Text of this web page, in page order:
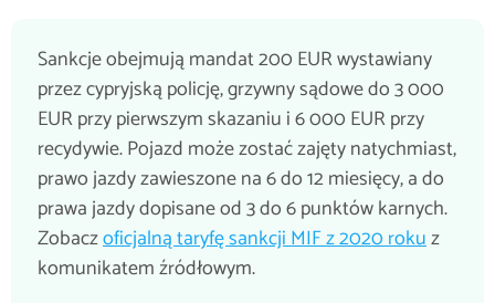
Sankcje obejmują mandat 200 EUR wystawiany
przez cypryjską policję, grzywny sądowe do 3 000
EUR przy pierwszym skazaniu i 6 000 EUR przy
recydywie. Pojazd może zostać zajęty natychmiast,
prawo jazdy zawieszone na 6 do 12 miesięcy, a do
prawa jazdy dopisane od 3 do 6 punktów karnych.
Zobaczoficjalną taryfę sankcji MIF z 2020 rokuz
komunikatem źródłowym.